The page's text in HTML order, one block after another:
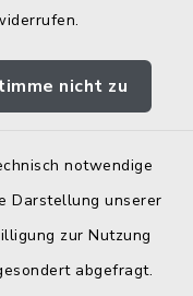
nicht zu
notwendige
Darstellung unserer
zur Nutzung
abgefragt.